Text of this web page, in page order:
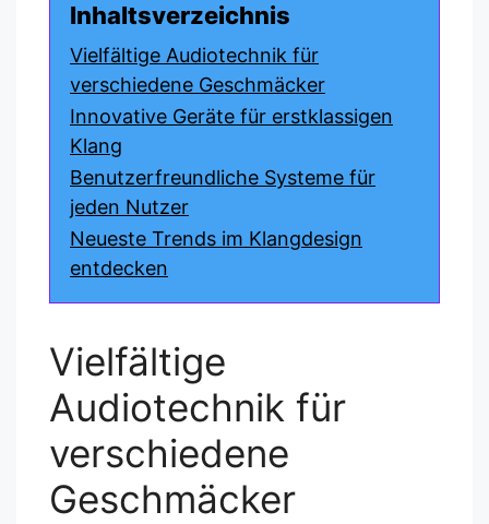
Inhaltsverzeichnis
Vielfältige Audiotechnik für
verschiedene Geschmäcker
Innovative Geräte für erstklassigen
Klang
Benutzerfreundliche Systeme für
jeden Nutzer
Neueste Trends im Klangdesign
entdecken
Vielfältige
Audiotechnik für
verschiedene
Geschmäcker